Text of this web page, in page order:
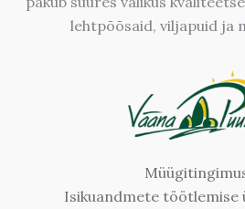
lehtpõõsaid, viljapuid ja
Isikuandmete